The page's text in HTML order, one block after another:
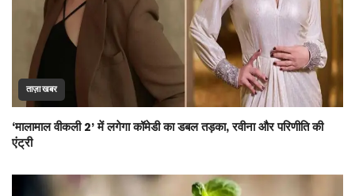
ताज़ा खबर
‘मालामाल वीकली 2’ में लगेगा कॉमेडी का डबल तड़का, रवीना और परिणीति की
एंट्री